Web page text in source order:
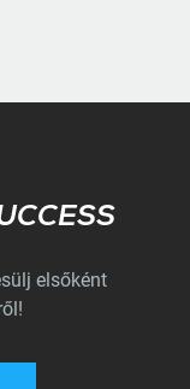
elsőként